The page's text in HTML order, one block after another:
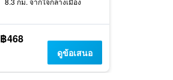
฿468
ดูข้อเสนอ